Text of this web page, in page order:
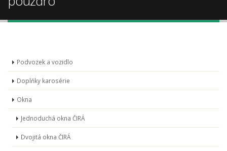
Podvozek a vozidlo
Doplňky karosérie
Okna
Jednoduchá okna ČIRÁ
Dvojitá okna ČIRÁ